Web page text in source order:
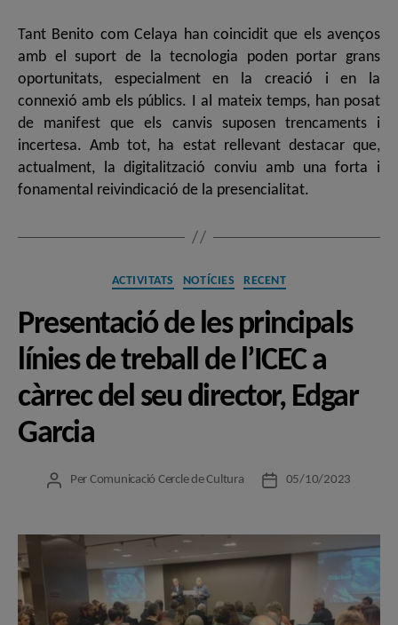
Tant Benito com Celaya han coincidit que els avenços
amb el suport de la tecnologia poden portar grans
oportunitats, especialment en la creació i en la
connexió amb els públics. I al mateix temps, han posat
de manifest que els canvis suposen trencaments i
incertesa. Amb tot, ha estat rellevant destacar que,
actualment, la digitalització conviu amb una forta i
fonamental reivindicació de la presencialitat.
Categories
ACTIVITATS NOTÍCIES RECENT
Presentació de les principals
línies de treball de l’ICEC a
càrrec del seu director, Edgar
Garcia
Autor
Per Comunicació Cercle de Cultura
Data05/10/2023